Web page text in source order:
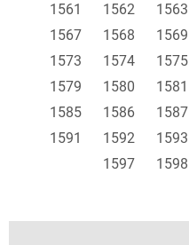
1561
1562 1563
1567
1568 1569
1573
1574 1575
1579
1580 1581
1585
1586 1587
1591
1592 1593
1597
1598